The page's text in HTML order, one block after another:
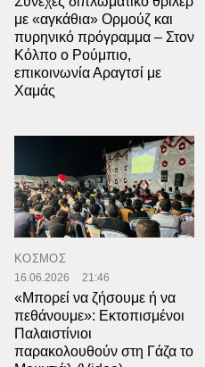
με «αγκάθια» Ορμούζ και
πυρηνικό πρόγραμμα – Στον
Κόλπο ο Ρούμπιο,
επικοινωνία Αραγτσί με
Χαμάς
ΚΟΣΜΟΣ
16.06.2026 21:46
«Μπορεί να ζήσουμε ή να
πεθάνουμε»: Εκτοπισμένοι
Παλαιστίνιοι
παρακολουθούν στη Γάζα το